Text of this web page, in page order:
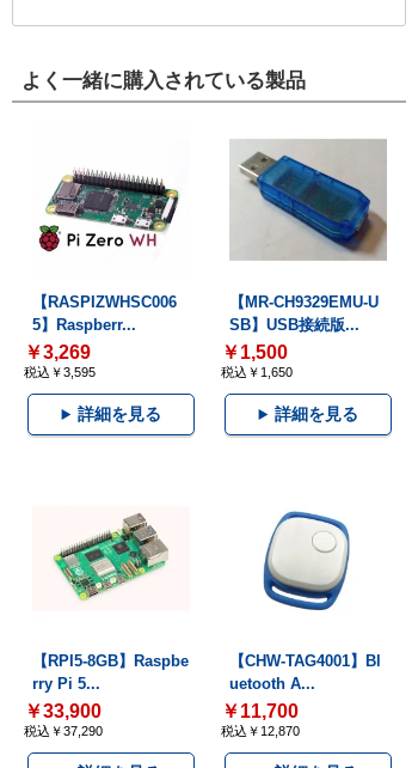
よく一緒に購入されている製品
【RASPIZWHSC006
5】Raspberr...
￥3,269
税込￥3,595
詳細を見る
【MR-CH9329EMU-U
SB】USB接続版...
￥1,500
税込￥1,650
詳細を見る
【RPI5-8GB】Raspbe
rry Pi 5...
￥33,900
税込￥37,290
【CHW-TAG4001】Bl
uetooth A...
￥11,700
税込￥12,870